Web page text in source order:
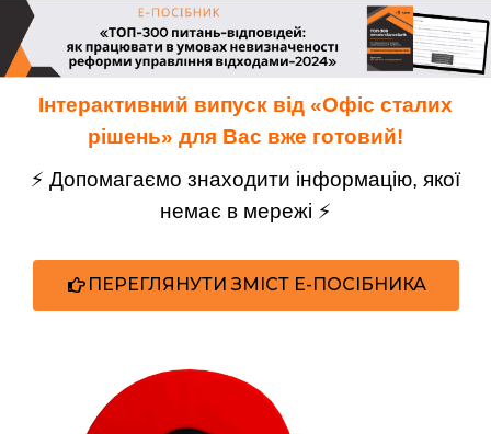
Інтерактивний випуск від «Офіс сталих
рішень» для Вас вже готовий!
⚡️ Допомагаємо знаходити інформацію, якої
немає в мережі ⚡️
ПЕРЕГЛЯНУТИ ЗМІСТ Е-ПОСІБНИКА